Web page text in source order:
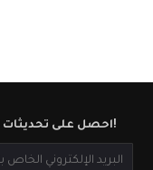
احصل على تحديثات العلامة التجارية والعروض الحصرية!